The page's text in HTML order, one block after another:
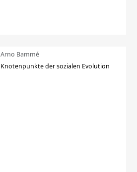
Arno Bammé
Knotenpunkte der sozialen Evolution